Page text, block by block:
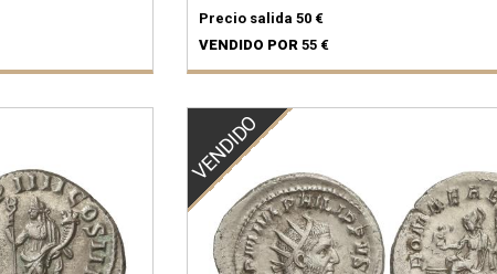
Precio salida 50 €
VENDIDO POR 55 €
VENDIDO